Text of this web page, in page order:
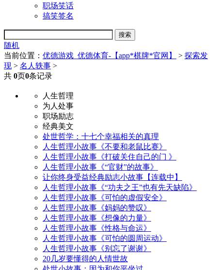
职场笑话
搞笑签名
随机
当前位置： 优德游戏_优德体育-【app*棋牌*官网】 > 探索发
现 > 名人轶事 >
共 0页0条记录
人生哲理
为人处事
职场励志
经典美文
处世哲学：十七个幸福相关的真理
人生哲理小故事《不要和老鼠比赛》
人生哲理小故事《打破关住自己的门 》
人生哲理小故事《“官财”的故事》
让你终身受益经典励志小故事【连载中】
人生哲理小故事《“功夫之王”也有先天缺陷》
人生哲理小故事《可怕的虚假安全》
人生哲理小故事《妈妈的赞叹》
人生哲理小故事《想像的力量》
人生哲理小故事《性格与命运》
人生哲理小故事《可怕的圆周运动》
人生哲理小故事《别忘了谢谢》
20几岁要懂得的人情世故